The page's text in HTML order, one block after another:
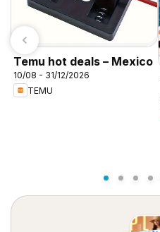
Temu hot deals – Mexico
10/08 - 31/12/2026
TEMU